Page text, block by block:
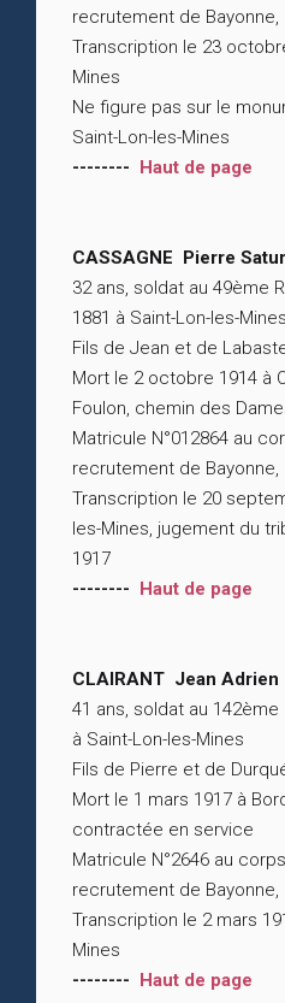
recrutement de Bayonne,
Transcription le 23
Mines
Ne figure pas sur le
Saint-Lon-les-Mines
-------- Haut de page
CASSAGNE Pierre
32 ans, soldat au 49ème
1881 à Saint-Lon-les-Mines
Fils de Jean et de
Mort le 2 octobre 1914 à
Foulon, chemin des
Matricule N°012864 au
recrutement de Bayonne,
Transcription le 20
les-Mines, jugement du
1917
-------- Haut de page
CLAIRANT Jean Adrien
41 ans, soldat au 142ème
à Saint-Lon-les-Mines
Fils de Pierre et de
Mort le 1 mars 1917 à
contractée en service
Matricule N°2646 au
recrutement de Bayonne,
Transcription le 2 mars
Mines
-------- Haut de page